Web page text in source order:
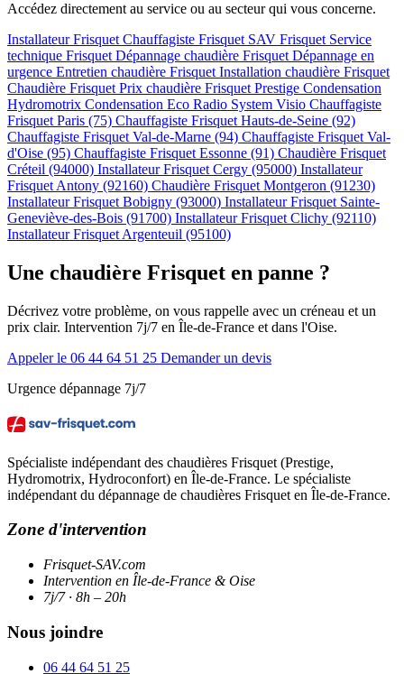
Accédez directement au service ou au secteur qui vous concerne.
Installateur Frisquet Chauffagiste Frisquet SAV Frisquet Service
technique Frisquet Dépannage chaudière Frisquet Dépannage en
urgence Entretien chaudière Frisquet Installation chaudière Frisquet
Chaudière Frisquet Prix chaudière Frisquet Prestige Condensation
Hydromotrix Condensation Eco Radio System Visio Chauffagiste
Frisquet Paris (75) Chauffagiste Frisquet Hauts-de-Seine (92)
Chauffagiste Frisquet Val-de-Marne (94) Chauffagiste Frisquet Val-
d'Oise (95) Chauffagiste Frisquet Essonne (91) Chaudière Frisquet
Créteil (94000) Installateur Frisquet Cergy (95000) Installateur
Frisquet Antony (92160) Chaudière Frisquet Montgeron (91230)
Installateur Frisquet Bobigny (93000) Installateur Frisquet Sainte-
Geneviève-des-Bois (91700) Installateur Frisquet Clichy (92110)
Installateur Frisquet Argenteuil (95100)
Une chaudière Frisquet en panne ?
Décrivez votre problème, on vous rappelle avec un créneau et un
prix clair. Intervention 7j/7 en Île-de-France et dans l'Oise.
Appeler le 06 44 64 51 25 Demander un devis
Urgence dépannage 7j/7
Spécialiste indépendant des chaudières Frisquet (Prestige,
Hydromotrix, Hydroconfort) en Île-de-France. Le spécialiste
indépendant du dépannage de chaudières Frisquet en Île-de-France.
Zone d'intervention
Frisquet-SAV.com
Intervention en Île-de-France & Oise
7j/7 · 8h – 20h
Nous joindre
06 44 64 51 25